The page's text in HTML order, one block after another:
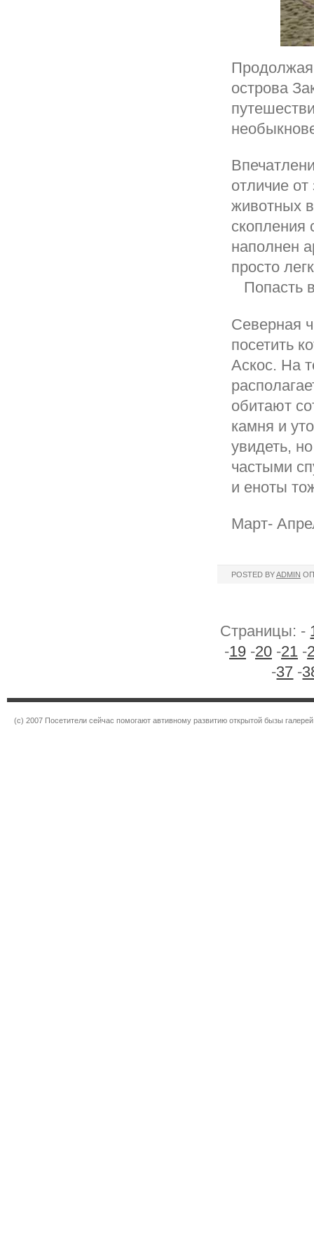
Продолжая
острова
отличие
животных
скопления
наполнен
просто
Попасть
Северная
посетить
Аскос. На
обитают
камня и
увидеть,
частыми
и еноты
Март-
POSTED BYADMIN
Страницы: -
-19 -20 -21 -
-37 -
(c) 2007 Посетители сейчас помогают автивному развитию открытой бызы